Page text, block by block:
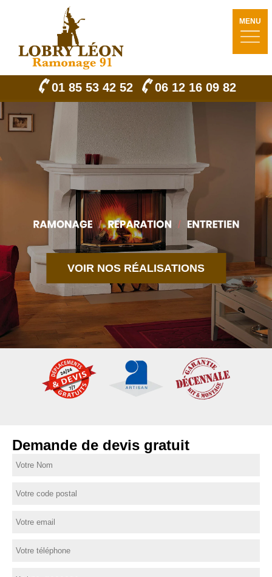
MENU
01 85 53 42 52 06 12 16 09 82
VOIR NOS RÉALISATIONS
Demande de devis gratuit